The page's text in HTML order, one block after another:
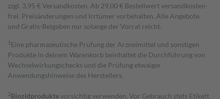
zzgl. 3,95 € Versandkosten. Ab 29,00 € Bestell­wert versand­kosten­
frei. Preisänderungen und Irrtümer vorbehalten. Alle Angebote
und Gratis-Beigaben nur solange der Vorrat reicht.
1 Eine pharmazeutische Prüfung der Arzneimittel und sonstigen
Produkte in deinem Warenkorb beinhaltet die Durchführung von
Wechselwirkungschecks und die Prüfung etwaiger
Anwendungshinweise des Herstellers.
2Biozidproduktevorsichtig verwenden. Vor Gebrauch stets Etikett